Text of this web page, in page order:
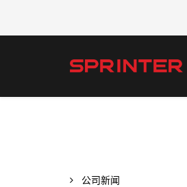
公司新闻